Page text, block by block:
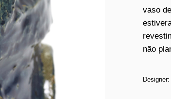
vaso
não